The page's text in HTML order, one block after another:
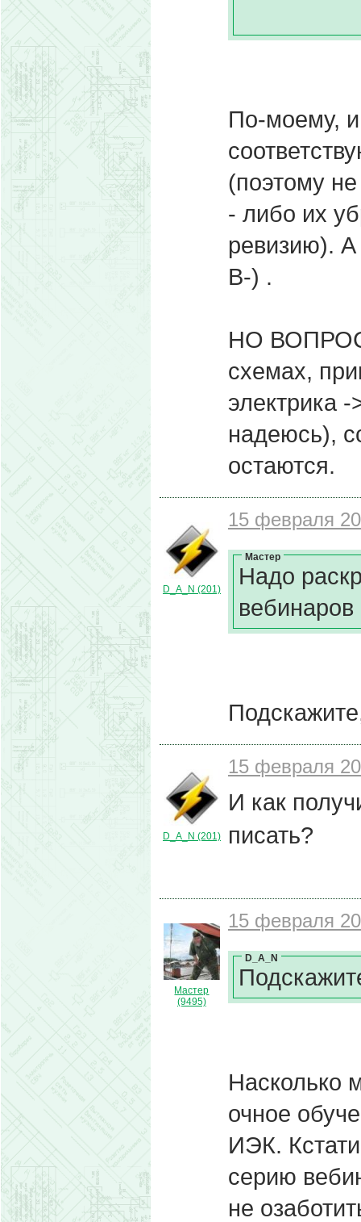
По-моему, и
(поэтому
- либо их
ревизию).
B-) .
НО
схемах,
электрика
надеюсь),
остаются.
D_A_N (201)
15 февраля
Мастер
Надо
вебинаров
D_A_N (201)
15 февраля
И как
писать?
Мастер
(9495)
15 февраля
D_A_N
Насколько
очное
ИЭК.
серию
не